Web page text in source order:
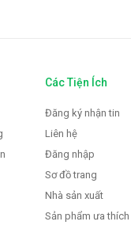
921W Các Tiện Ích
Đăng ký nhận tin
Liên hệ
Đăng nhập
Sơ đồ trang
Nhà sản xuất
Sản phẩm ưa thích